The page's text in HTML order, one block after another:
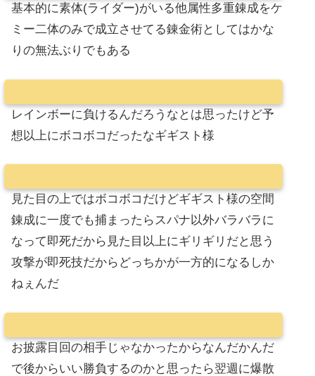
基本的に素体(ライダー)がいる他属性多重錬成をケ
ミー二体のみで成立させてる錬金術としてはかな
りの無法ぶりでもある
レインボーに負けるんだろうなとは思ったけど予
想以上にボコボコだったなギギスト様
見た目の上ではボコボコだけどギギスト様の空間
錬成に一度でも捕まったらスパナ以外バラバラに
なって即死だから見た目以上にギリギリだと思う
攻撃が即死技だからどっちかが一方的になるしか
ねぇんだ
お披露目回の相手じゃなかったからなんだかんだ
で後からいい勝負するのかと思ったら翌週に爆散